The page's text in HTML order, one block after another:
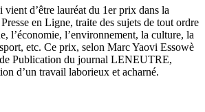
d’être lauréat du 1er prix dans la
en Ligne, traite des sujets de tout ordre
l’économie, l’environnement, la culture, la
etc. Ce prix, selon Marc Yaovi Essowè
Publication du journal LENEUTRE,
d’un travail laborieux et acharné.